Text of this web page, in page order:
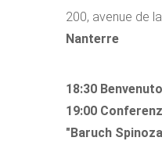
200, avenue de
Nanterre
18:30 Benvenuto
19:00
"Baruch